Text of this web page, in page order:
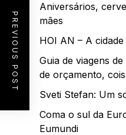
PREVIOUS POST
Aniversários,
mães
HOI AN – A
Guia de viagens
de orçamento,
Sveti Stefan: Um
Coma o sul da
Eumundi